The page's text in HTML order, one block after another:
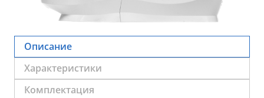
Описание
Характеристики
Комплектация